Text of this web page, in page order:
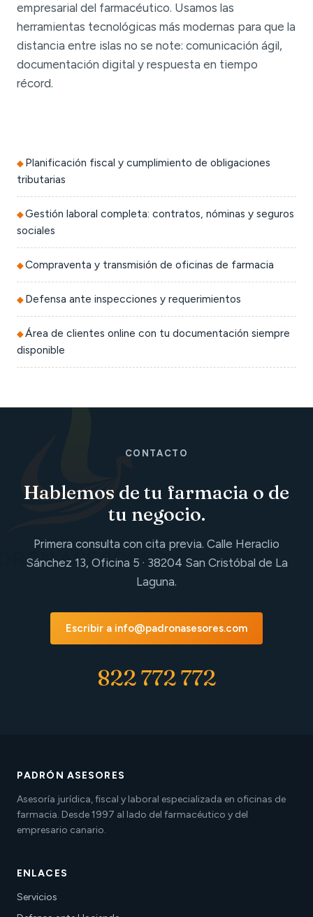
empresarial del farmacéutico. Usamos las
herramientas tecnológicas más modernas para que la
distancia entre islas no se note: comunicación ágil,
documentación digital y respuesta en tiempo
récord.
Planificación fiscal y cumplimiento de obligaciones
tributarias
Gestión laboral completa: contratos, nóminas y seguros
sociales
Compraventa y transmisión de oficinas de farmacia
Defensa ante inspecciones y requerimientos
Área de clientes online con tu documentación siempre
disponible
CONTACTO
Hablemos de tu farmacia o de
tu negocio.
Primera consulta con cita previa. Calle Heraclio
Sánchez 13, Oficina 5 · 38204 San Cristóbal de La
Laguna.
Escribir a info@padronasesores.com
822 772 772
PADRÓN ASESORES
Asesoría jurídica, fiscal y laboral especializada en oficinas de
farmacia. Desde 1997 al lado del farmacéutico y del
empresario canario.
ENLACES
Servicios